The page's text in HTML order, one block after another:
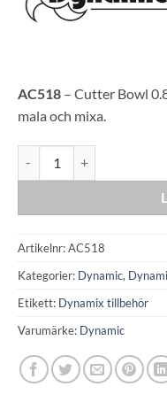
AC518 – Cutter Bowl
mala och mixa.
Artikelnr:AC518
Kategorier: Dynamic,
Etikett: Dynamix tillbehör
Varumärke: Dynamic